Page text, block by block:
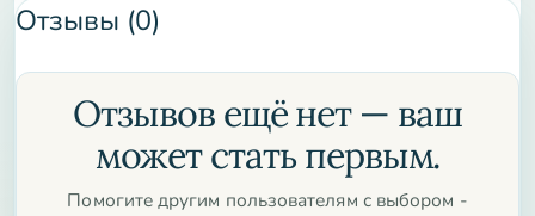
Отзывы (0)
Отзывов ещё нет — ваш
может стать первым.
Помогите другим пользователям с выбором -